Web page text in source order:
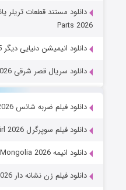
Parts 2026
دانلود انیمیشن دنیایی دیگر Another World 2025
دانلود سریال قصر شرقی The East Palace 2026
دانلود فیلم ضربه شانس Lucky Strike 2026
دانلود فیلم سوپرگرل Supergirl 2026
دانلود انیمه Jaadugar: A Witch in Mongolia 2026
دانلود فیلم زن نشانه دار The Marked Woman 2026